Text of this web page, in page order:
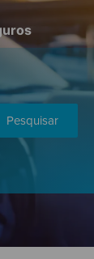
Pesquisar